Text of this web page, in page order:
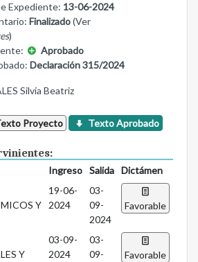
Expediente: 13-06-2024
Finalizado(Ver
)
Aprobado
Declaración 315/2024
Silvia Beatriz
Proyecto Texto Aprobado
Ingreso Salida
Dictámen
Y
19-06-
2024
03-
09-
2024
Favorable
Y
03-09-
2024
03-
09-
Favorable